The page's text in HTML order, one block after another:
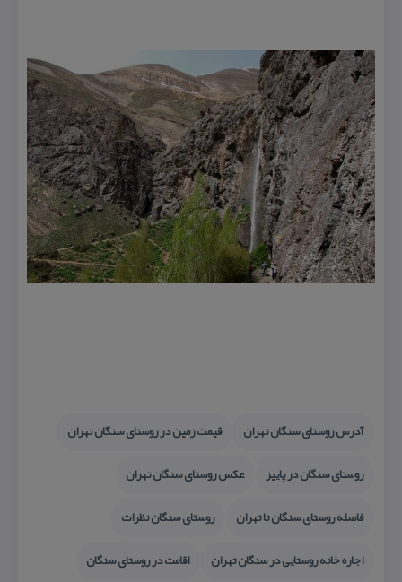
آدرس روستای سنگان تهران
قیمت زمین در روستای سنگان تهران
روستای سنگان در پاییز
عكس روستای سنگان تهران
فاصله روستای سنگان تا تهران
روستای سنگان نظرات
اجاره خانه روستایی در سنگان تهران
اقامت در روستای سنگان